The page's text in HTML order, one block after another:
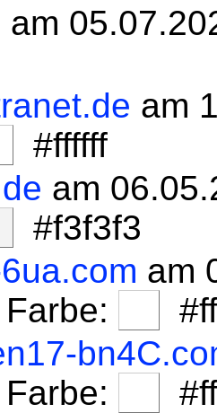
am
am
#ffffff
am
#f3f3f3
am
Farbe:
Farbe: